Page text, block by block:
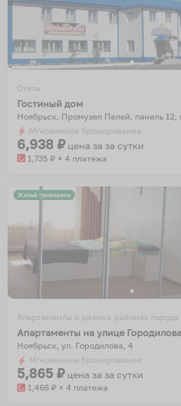
Отель
Гостиный дом
Ноябрьск, Промузел Пелей, панель 12,
Мгновенное бронирование
6,938 ₽ цена за за сутки
1,735 ₽ × 4 платежа
Жильё проверено
Апартаменты в разных районах города
Апартаменты на улице
Ноябрьск, ул. Городилова, 4
Мгновенное бронирование
5,865 ₽ цена за за сутки
1,466 ₽ × 4 платежа